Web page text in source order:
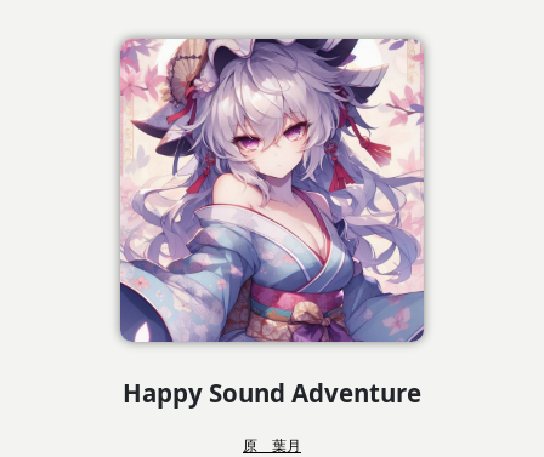
Happy Sound Adventure
原 葉月